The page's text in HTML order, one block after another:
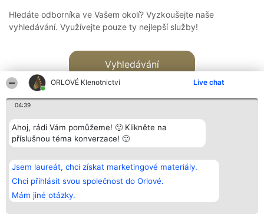
ORLOVÉ Klenotnictví Live chat
04:39
Ahoj, rádi Vám pomůžeme! 🙂 Klikněte na
příslušnou téma konverzace! 🙂
Jsem laureát, chci získat marketingové materiály.
Chci přihlásit svou společnost do Orlové.
Mám jiné otázky.
Hledáte odborníka ve Vašem okolí? Vyzkoušejte naše
vyhledávání. Využívejte pouze ty nejlepší služby!
Vyhledávání
Bright Side Solutions sp. z o.
o. sp. k.
ul. Ruska 22
Wrocław 50-079
KRS 0000749100 | Regon
381313360 | NIP 8943132676
Vítězové
Seznam všech
laureátů
Zásady
Zásady
Kontakt